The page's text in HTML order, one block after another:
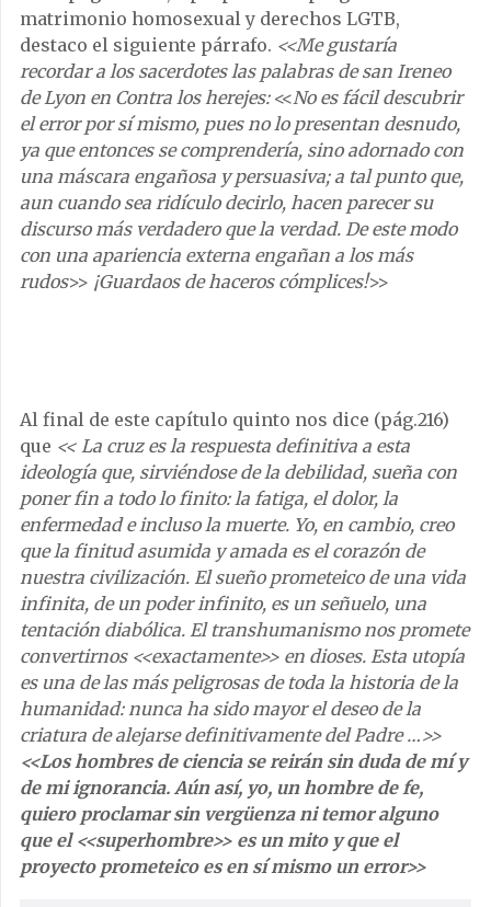
matrimonio homosexual y derechos LGTB,
destaco el siguiente párrafo. <<Me gustaría
recordar a los sacerdotes las palabras de san Ireneo
de Lyon en Contra los herejes:<<No es fácil descubrir
el error por sí mismo, pues no lo presentan desnudo,
ya que entonces se comprendería, sino adornado con
una máscara engañosa y persuasiva; a tal punto que,
aun cuando sea ridículo decirlo, hacen parecer su
discurso más verdadero que la verdad. De este modo
con una apariencia externa engañan a los más
rudos>> ¡Guardaos de haceros cómplices!>>
Al final de este capítulo quinto nos dice (pág.216)
que << La cruz es la respuesta definitiva a esta
ideología que, sirviéndose de la debilidad, sueña con
poner fin a todo lo finito: la fatiga, el dolor, la
enfermedad e incluso la muerte. Yo, en cambio, creo
que la finitud asumida y amada es el corazón de
nuestra civilización. El sueño prometeico de una vida
infinita, de un poder infinito, es un señuelo, una
tentación diabólica. El transhumanismo nos promete
convertirnos <<exactamente>> en dioses. Esta utopía
es una de las más peligrosas de toda la historia de la
humanidad: nunca ha sido mayor el deseo de la
criatura de alejarse definitivamente del Padre …>>
<<Los hombres de ciencia se reirán sin duda de mí y
de mi ignorancia. Aún así, yo, un hombre de fe,
quiero proclamar sin vergüenza ni temor alguno
que el <<superhombre>> es un mito y que el
proyecto prometeico es en sí mismo un error>>